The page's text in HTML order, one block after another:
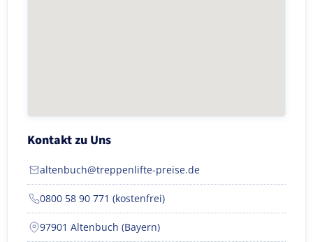
Kontakt zu Uns
altenbuch@treppenlifte-preise.de
0800 58 90 771 (kostenfrei)
97901 Altenbuch (Bayern)